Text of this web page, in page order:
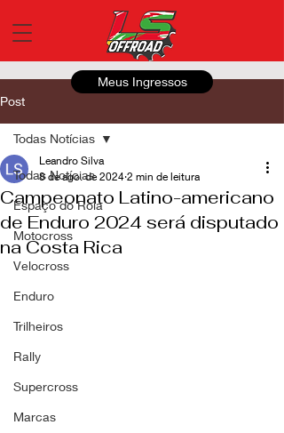
Meus Ingressos
Post
Todas Notícias
Espaço do Roia
Motocross
Velocross
Enduro
Trilheiros
Rally
Supercross
Marcas
Todas Notícias
Campeonato Latino-americano
de Enduro 2024 será disputado
na Costa Rica
Leandro Silva
8 de ago. de 2024 2 min de leitura